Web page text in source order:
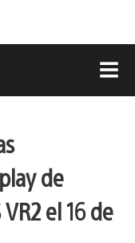
de
el 16 de